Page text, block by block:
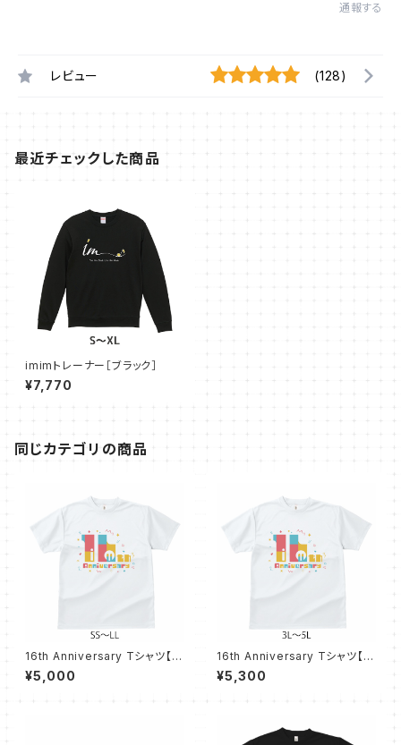
通報する
レビュー (128)
最近チェックした商品
imimトレーナー［ブラック］
¥7,770
同じカテゴリの商品
16th Anniversary Tシャツ【ホ
ワイト SS〜LL】
¥5,000
16th Anniversary Tシャツ【ホ
ワイト 3L〜5L】
¥5,300